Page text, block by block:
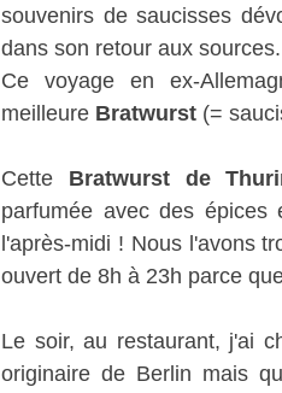
souvenirs de saucisses
dans son retour aux sources.
Ce voyage en ex-
meilleure Bratwurst (=
Cette Bratwurst de
parfumée avec des
l'après-midi ! Nous l'avons
ouvert de 8h à 23h parce
Le soir, au restaurant, j'ai
originaire de Berlin mais